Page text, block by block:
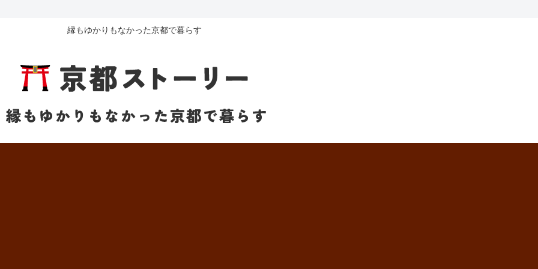
縁もゆかりもなかった京都で暮らす